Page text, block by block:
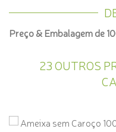
Preço & Embalagem de
23 OUTROS